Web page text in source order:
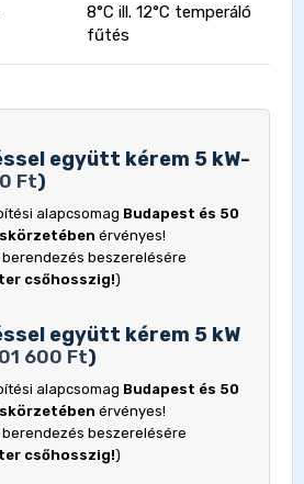
8°C ill. 12°C temperáló
fűtés
együtt kérem 5 kW-
Ft)
alapcsomag Budapest és 50
érvényes!
berendezés beszerelésére
csőhosszig!)
együtt kérem 5 kW
600 Ft)
alapcsomag Budapest és 50
érvényes!
berendezés beszerelésére
csőhosszig!)